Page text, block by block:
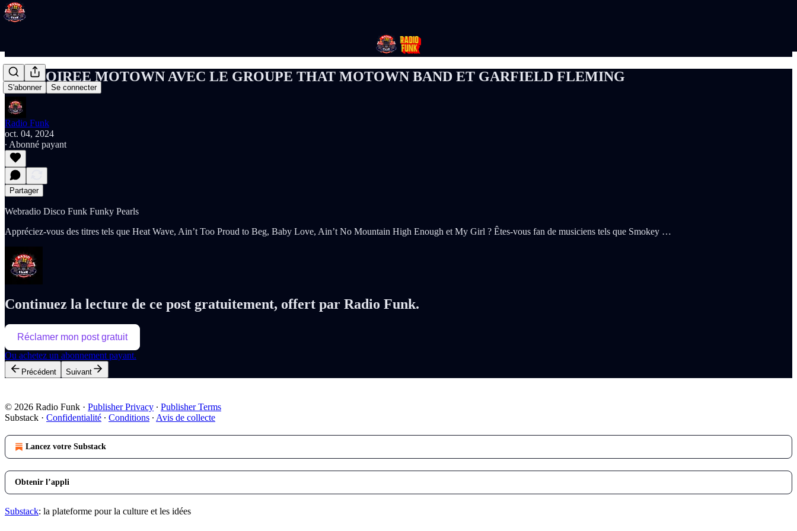
S'abonner Se connecter
UNE SOIREE MOTOWN AVEC LE GROUPE THAT MOTOWN BAND ET GARFIELD FLEMING
Radio Funk
oct. 04, 2024
∙ Abonné payant
Partager
Webradio Disco Funk Funky Pearls
Appréciez-vous des titres tels que Heat Wave, Ain’t Too Proud to Beg, Baby Love, Ain’t No Mountain High Enough et My Girl ? Êtes-vous fan de musiciens tels que Smokey …
Continuez la lecture de ce post gratuitement, offert par Radio Funk.
Réclamer mon post gratuit
Ou achetez un abonnement payant.
Précédent Suivant
© 2026 Radio Funk · Publisher Privacy ∙ Publisher Terms
Substack · Confidentialité ∙ Conditions ∙ Avis de collecte
Lancez votre Substack
Obtenir l’appli
Substack: la plateforme pour la culture et les idées